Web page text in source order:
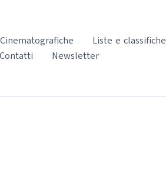
Liste e classifiche
Contatti Newsletter